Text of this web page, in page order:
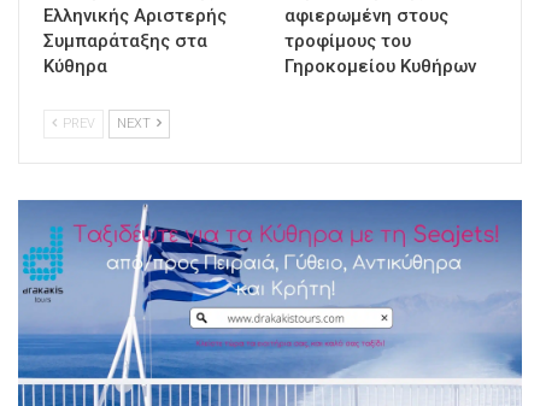
Ελληνικής Αριστερής
Συμπαράταξης στα
Κύθηρα
αφιερωμένη στους
τροφίμους του
Γηροκομείου Κυθήρων
PREV NEXT